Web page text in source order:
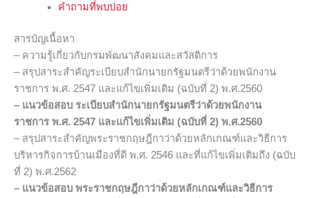
คำถามที่พบบ่อย
สารบัญเนื้อหา
– ความรู้เกี่ยวกับกรมพัฒนาสังคมและสวัสดิการ
– สรุปสาระสำคัญระเบียบสำนักนายกรัฐมนตรีว่าด้วยพนักงาน
ราชการ พ.ศ. 2547 และแก้ไขเพิ่มเติม (ฉบับที่ 2) พ.ศ.2560
– แนวข้อสอบ ระเบียบสำนักนายกรัฐมนตรีว่าด้วยพนักงาน
ราชการ พ.ศ. 2547 และแก้ไขเพิ่มเติม (ฉบับที่ 2) พ.ศ.2560
– สรุปสาระสำคัญพระราชกฤษฎีกาว่าด้วยหลักเกณฑ์และวิธีการ
บริหารกิจการบ้านเมืองที่ดี พ.ศ. 2546 และที่แก้ไขเพิ่มเติมถึง (ฉบับ
ที่ 2) พ.ศ.2562
– แนวข้อสอบ พระราชกฤษฎีกาว่าด้วยหลักเกณฑ์และวิธีการ